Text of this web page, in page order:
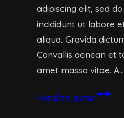
adipiscing elit, sed
incididunt ut labore
aliqua. Gravida
Convallis aenean et
amet massa vitae. A…
Читайте далееQuis